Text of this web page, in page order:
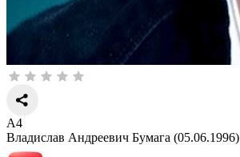
А4
Владислав Андреевич Бумага (05.06.1996)